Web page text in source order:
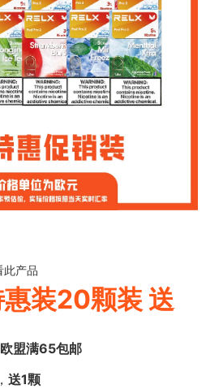
此产品
装20颗装 送
欧盟满65包邮
送1颗